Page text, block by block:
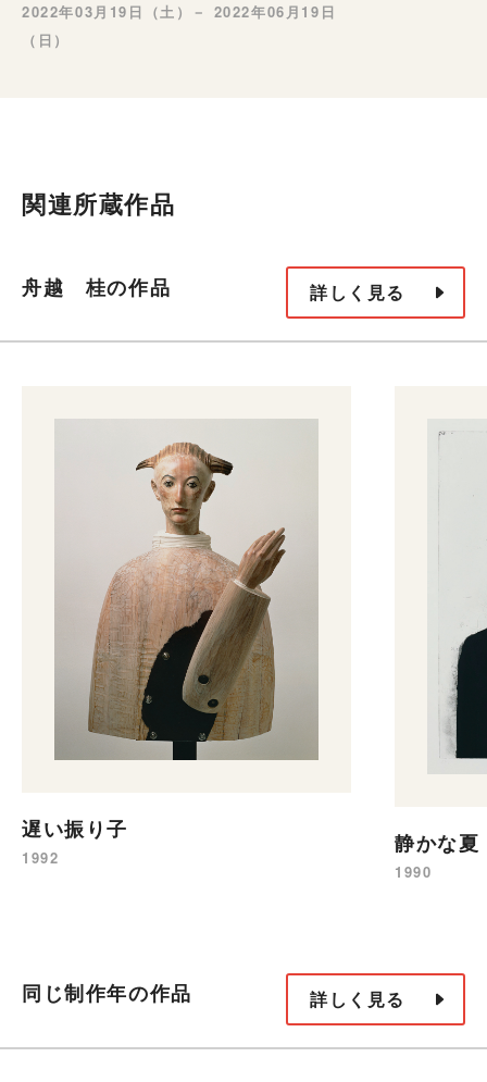
2022年03月19日（土）－ 2022年06月19日
（日）
関連所蔵作品
舟越 桂の作品 詳しく見る
遅い振り子
1992
静かな夏
1990
同じ制作年の作品 詳しく見る